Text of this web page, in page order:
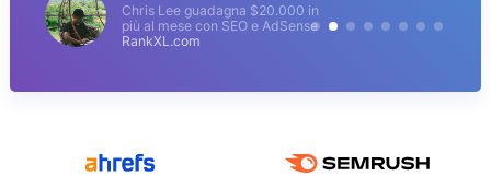
Chris Lee guadagna $20.000 in
più al mese con SEO e AdSense
RankXL.com